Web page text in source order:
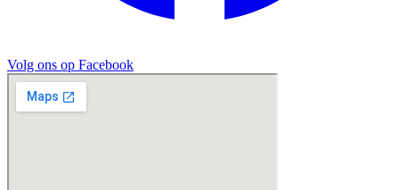
Volg ons op Facebook